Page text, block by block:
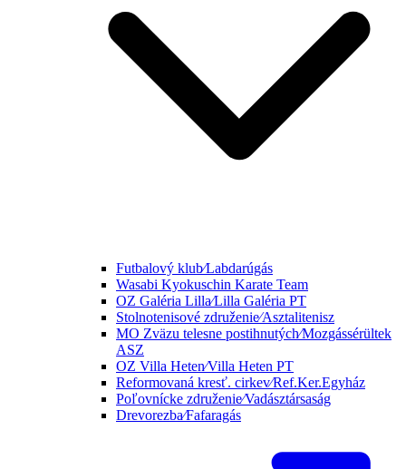
Futbalový klub⁄Labdarúgás
Wasabi Kyokuschin Karate Team
OZ Galéria Lilla⁄Lilla Galéria PT
Stolnotenisové združenie⁄Asztalitenisz
MO Zväzu telesne postihnutých⁄Mozgássérültek
ASZ
OZ Villa Heten⁄Villa Heten PT
Reformovaná kresť. cirkev⁄Ref.Ker.Egyház
Poľovnícke združenie⁄Vadásztársaság
Drevorezba⁄Fafaragás